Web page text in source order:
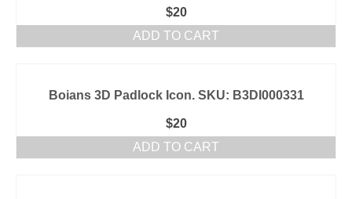
$20
ADD TO CART
Boians 3D Padlock Icon. SKU: B3DI000331
$20
ADD TO CART